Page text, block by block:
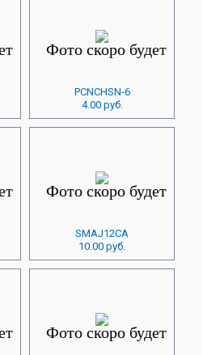
PCNCHSN-6
4.00 руб.
SMAJ12CA
10.00 руб.